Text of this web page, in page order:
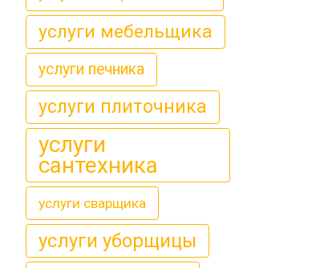
услуги мебельщика
услуги печника
услуги плиточника
услуги
сантехника
услуги сварщика
услуги уборщицы